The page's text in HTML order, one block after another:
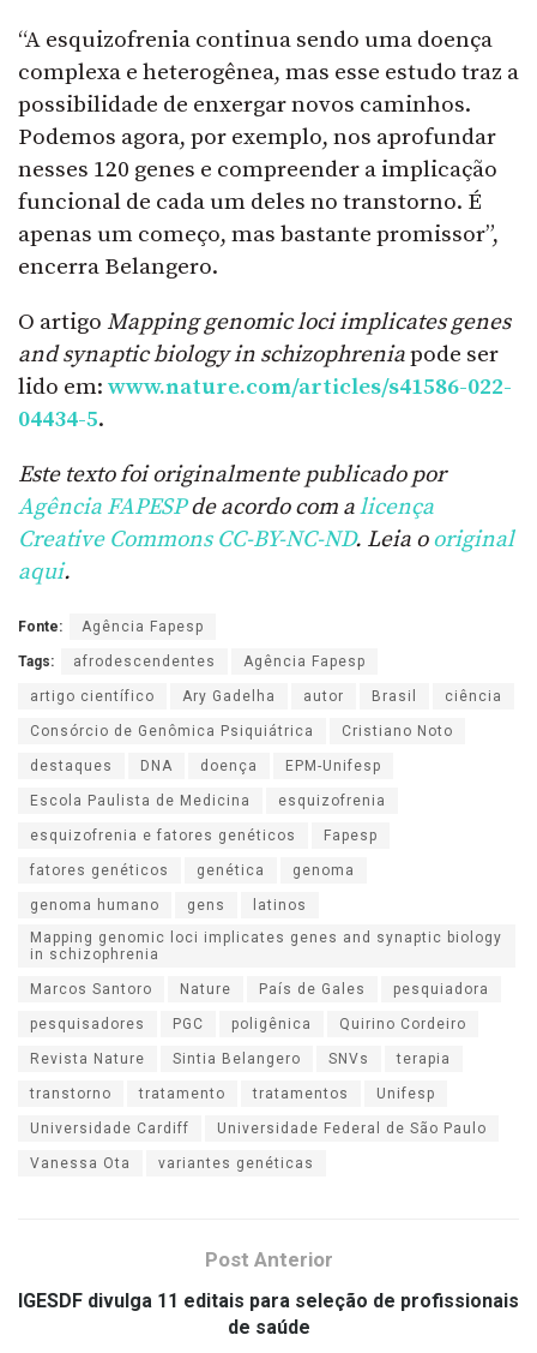
“A esquizofrenia continua sendo uma doença
complexa e heterogênea, mas esse estudo traz a
possibilidade de enxergar novos caminhos.
Podemos agora, por exemplo, nos aprofundar
nesses 120 genes e compreender a implicação
funcional de cada um deles no transtorno. É
apenas um começo, mas bastante promissor”,
encerra Belangero.
O artigo Mapping genomic loci implicates genes
and synaptic biology in schizophreniapode ser
lido em: www.nature.com/articles/s41586-022-
04434-5.
Este texto foi originalmente publicado por
Agência FAPESPde acordo com alicença
Creative Commons CC-BY-NC-ND. Leia ooriginal
aqui.
Fonte: Agência Fapesp
Tags: afrodescendentes Agência Fapesp
artigo científico Ary Gadelha autor Brasil ciência
Consórcio de Genômica Psiquiátrica Cristiano Noto
destaques DNA doença EPM-Unifesp
Escola Paulista de Medicina esquizofrenia
esquizofrenia e fatores genéticos Fapesp
fatores genéticos genética genoma
genoma humano gens
latinos
Mapping genomic loci implicates genes and synaptic biology
in schizophrenia
Marcos Santoro Nature País de Gales pesquiadora
pesquisadores PGC poligênica Quirino Cordeiro
Revista Nature Sintia Belangero SNVs terapia
transtorno tratamento tratamentos Unifesp
Universidade Cardiff Universidade Federal de São Paulo
Vanessa Ota variantes genéticas
Post Anterior
IGESDF divulga 11 editais para seleção de profissionais
de saúde